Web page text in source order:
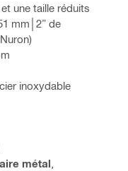
une taille réduits
mm│2” de
inoxydable
métal